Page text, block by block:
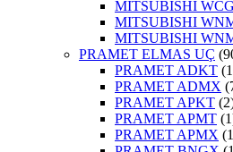
MITSUBISHI
MITSUBISHI
MITSUBISHI
PRAMET ELMAS UÇ
PRAMET ADKT
PRAMET ADMX
PRAMET APKT
PRAMET APMT
PRAMET APMX